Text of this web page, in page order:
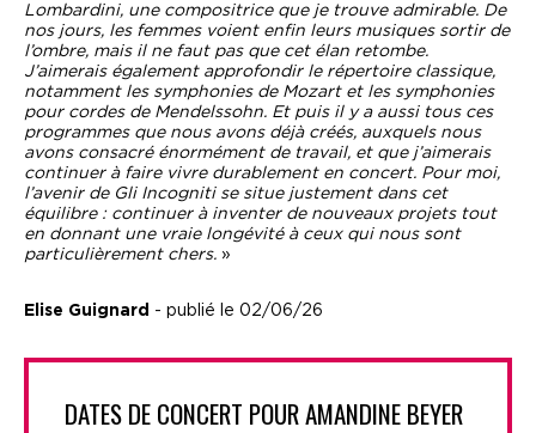
Lombardini, une compositrice que je trouve admirable. De
nos jours, les femmes voient enfin leurs musiques sortir de
l’ombre, mais il ne faut pas que cet élan retombe.
J’aimerais également approfondir le répertoire classique,
notamment les symphonies de Mozart et les symphonies
pour cordes de Mendelssohn. Et puis il y a aussi tous ces
programmes que nous avons déjà créés, auxquels nous
avons consacré énormément de travail, et que j’aimerais
continuer à faire vivre durablement en concert. Pour moi,
l’avenir de Gli Incogniti se situe justement dans cet
équilibre : continuer à inventer de nouveaux projets tout
en donnant une vraie longévité à ceux qui nous sont
particulièrement chers. »
Elise Guignard - publié le 02/06/26
DATES DE CONCERT POUR AMANDINE BEYER